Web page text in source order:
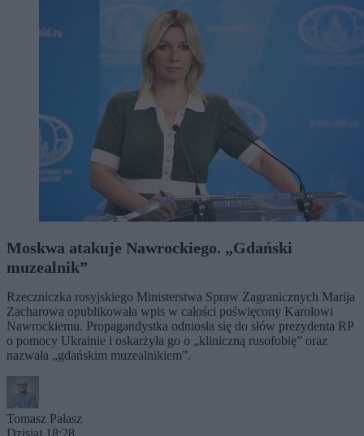
Moskwa atakuje Nawrockiego. „Gdański
muzealnik”
Rzeczniczka rosyjskiego Ministerstwa Spraw Zagranicznych Marija
Zacharowa opublikowała wpis w całości poświęcony Karolowi
Nawrockiemu. Propagandystka odniosła się do słów prezydenta RP
o pomocy Ukrainie i oskarżyła go o „kliniczną rusofobię” oraz
nazwała „gdańskim muzealnikiem”.
Tomasz Pałasz
Dzisiaj 18:28